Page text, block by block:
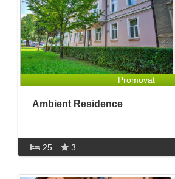
Promovat
Ambient Residence
25 3